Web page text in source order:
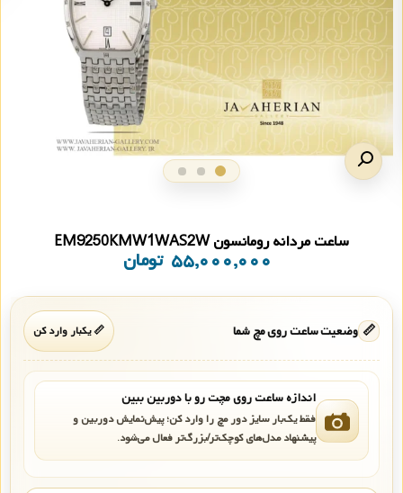
ساعت مردانه رومانسون EM9250KMW1WAS2W
۵۵,۰۰۰,۰۰۰ تومان
📏 وضعیت ساعت روی مچ شما 📏 یکبار وارد کن
اندازه ساعت روی مچت رو با دوربین ببین
فقط یک‌بار سایز دور مچ را وارد کن؛ پیش‌نمایش دوربین و
پیشنهاد مدل‌های کوچک‌تر/بزرگ‌تر فعال می‌شود.